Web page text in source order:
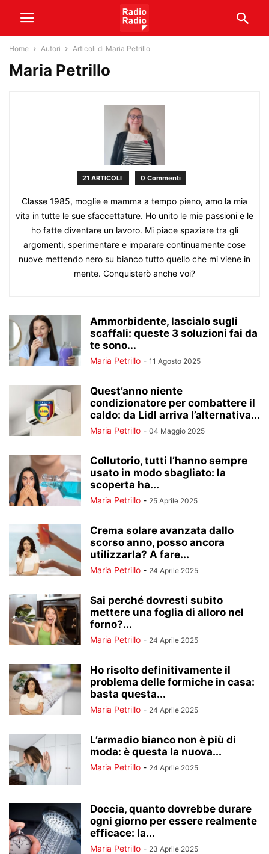
Home Autori Articoli di Maria Petrillo
Maria Petrillo
21 ARTICOLI 0 Commenti
Classe 1985, moglie e mamma a tempo pieno, amo la mia
vita in tutte le sue sfaccettature. Ho unito le mie passioni e le
ho fatte diventare un lavoro. Mi piace spaziare tra gli
argomenti, sperimentare e imparare continuamente cose
nuove mettendo nero su bianco tutto quello che mi viene in
mente. Conquisterò anche voi?
Ammorbidente, lascialo sugli
scaffali: queste 3 soluzioni fai da
te sono...
Maria Petrillo - 11 Agosto 2025
Quest’anno niente
condizionatore per combattere il
caldo: da Lidl arriva l’alternativa...
Maria Petrillo - 04 Maggio 2025
Collutorio, tutti l’hanno sempre
usato in modo sbagliato: la
scoperta ha...
Maria Petrillo - 25 Aprile 2025
Crema solare avanzata dallo
scorso anno, posso ancora
utilizzarla? A fare...
Maria Petrillo - 24 Aprile 2025
Sai perché dovresti subito
mettere una foglia di alloro nel
forno?...
Maria Petrillo - 24 Aprile 2025
Ho risolto definitivamente il
problema delle formiche in casa:
basta questa...
Maria Petrillo - 24 Aprile 2025
L’armadio bianco non è più di
moda: è questa la nuova...
Maria Petrillo - 24 Aprile 2025
Doccia, quanto dovrebbe durare
ogni giorno per essere realmente
efficace: la...
Maria Petrillo - 23 Aprile 2025